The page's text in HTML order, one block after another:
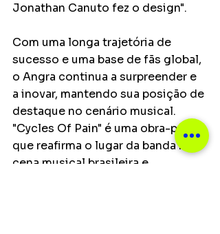
Jonathan Canuto fez o design".
Com uma longa trajetória de
sucesso e uma base de fãs global,
o Angra continua a surpreender e
a inovar, mantendo sua posição de
destaque no cenário musical.
"Cycles Of Pain" é uma obra-prima
que reafirma o lugar da banda na
cena musical brasileira e